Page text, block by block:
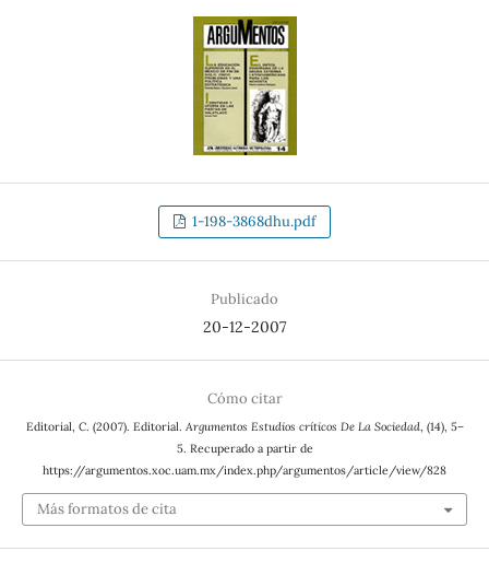
1-198-3868dhu.pdf
Publicado
20-12-2007
Cómo citar
Editorial, C. (2007). Editorial. Argumentos Estudios críticos De La Sociedad, (14), 5–
5. Recuperado a partir de
https://argumentos.xoc.uam.mx/index.php/argumentos/article/view/828
Más formatos de cita